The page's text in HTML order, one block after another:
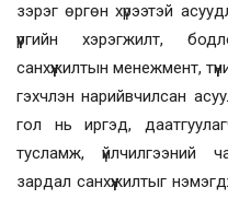
зэрэг өргөн хүрээтэй
үүргийн хэрэгжилт,
санхүүжилтын менежмент,
гэхчлэн нарийвчилсан
гол нь иргэд,
тусламж, үйлчилгээний
зардал санхүүжилтыг